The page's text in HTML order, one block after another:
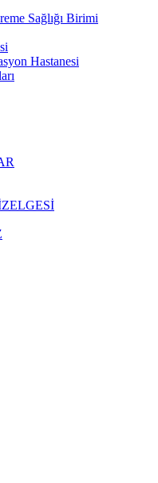
Sağlığı Birimi
Hastanesi